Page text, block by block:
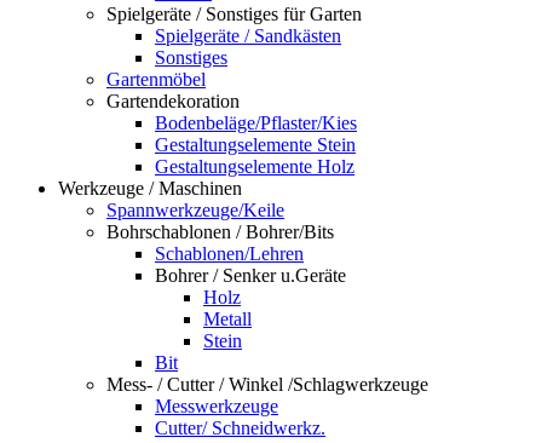
Spielgeräte / Sonstiges für Garten
Spielgeräte / Sandkästen
Sonstiges
Gartenmöbel
Gartendekoration
Bodenbeläge/Pflaster/Kies
Gestaltungselemente Stein
Gestaltungselemente Holz
Werkzeuge / Maschinen
Spannwerkzeuge/Keile
Bohrschablonen / Bohrer/Bits
Schablonen/Lehren
Bohrer / Senker u.Geräte
Holz
Metall
Stein
Bit
Mess- / Cutter / Winkel /Schlagwerkzeuge
Messwerkzeuge
Cutter/ Schneidwerkz.